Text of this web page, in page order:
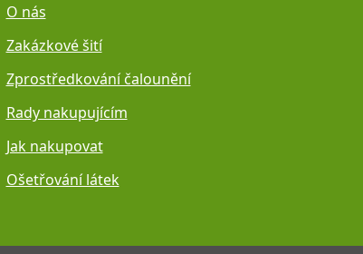
O nás
Zakázkové šití
Zprostředkování čalounění
Rady nakupujícím
Jak nakupovat
Ošetřování látek